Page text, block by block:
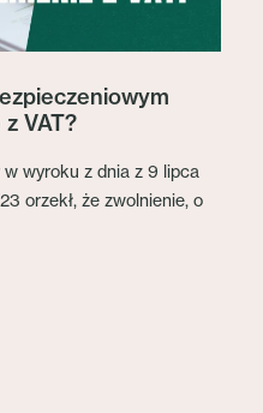
VAT?
wyroku z dnia z 9 lipca
orzekł, że zwolnienie, o